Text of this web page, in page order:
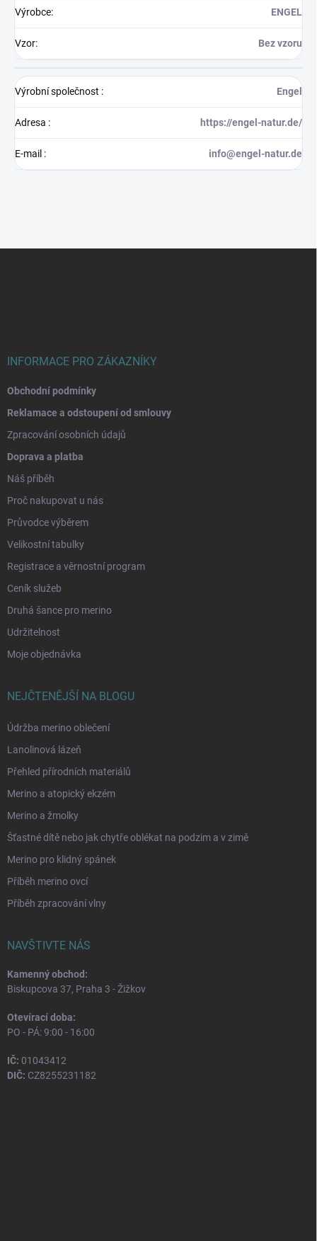
Výrobce: ENGEL
Vzor: Bez vzoru
Výrobní společnost : Engel
Adresa : https://engel-natur.de/
E-mail : info@engel-natur.de
INFORMACE PRO ZÁKAZNÍKY
Obchodní podmínky
Reklamace a odstoupení od smlouvy
Zpracování osobních údajů
Doprava a platba
Náš příběh
Proč nakupovat u nás
Průvodce výběrem
Velikostní tabulky
Registrace a věrnostní program
Ceník služeb
Druhá šance pro merino
Udržitelnost
Moje objednávka
NEJČTENĚJŠÍ NA BLOGU
Údržba merino oblečení
Lanolinová lázeň
Přehled přírodních materiálů
Merino a atopický ekzém
Merino a žmolky
Šťastné dítě nebo jak chytře oblékat na podzim a v zimě
Merino pro klidný spánek
Příběh merino ovcí
Příběh zpracování vlny
NAVŠTIVTE NÁS
Kamenný obchod:
Biskupcova 37, Praha 3 - Žižkov
Otevírací doba:
PO - PÁ: 9:00 - 16:00
IČ: 01043412
DIČ: CZ8255231182